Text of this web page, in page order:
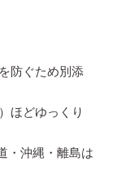
防ぐため別添
ほどゆっくり
・沖縄・離島は